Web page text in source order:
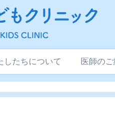
したちについて 医師の